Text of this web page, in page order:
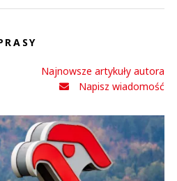
Najnowsze artykuły autora
Napisz wiadomość